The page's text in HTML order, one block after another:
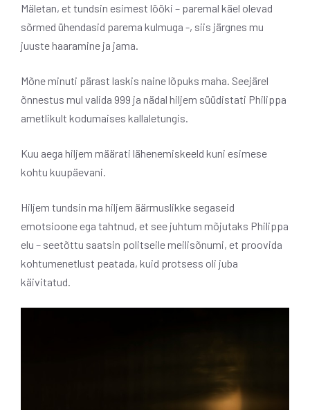
Mäletan, et tundsin esimest lööki – paremal käel olevad
sõrmed ühendasid parema kulmuga -, siis järgnes mu
juuste haaramine ja jama.
Mõne minuti pärast laskis naine lõpuks maha. Seejärel
õnnestus mul valida 999 ja nädal hiljem süüdistati Philippa
ametlikult kodumaises kallaletungis.
Kuu aega hiljem määrati lähenemiskeeld kuni esimese
kohtu kuupäevani.
Hiljem tundsin ma hiljem äärmuslikke segaseid
emotsioone ega tahtnud, et see juhtum mõjutaks Philippa
elu – seetõttu saatsin politseile meilisõnumi, et proovida
kohtumenetlust peatada, kuid protsess oli juba
käivitatud.